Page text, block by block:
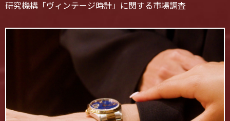
研究機構「ヴィンテージ時計」に関する市場調査